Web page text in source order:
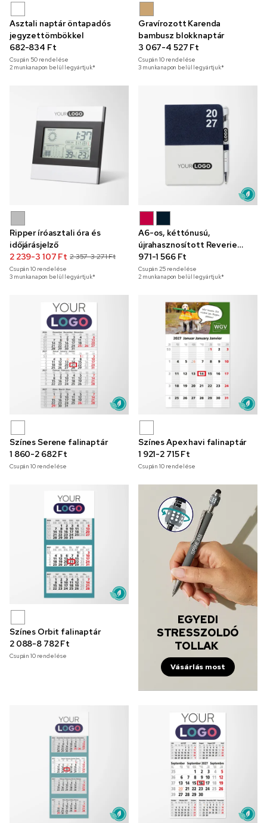
Asztali naptár öntapadós
jegyzettömbökkel
682-834 Ft
Csupán 50rendelése
2 munkanapon belül legyártjuk*
Gravírozott Karenda
bambusz blokknaptár
3 067-4 527 Ft
Csupán10rendelése
3 munkanapon belül legyártjuk*
Ripper íróasztali óra és
időjárásjelző
2 239-3 107 Ft 2 357-3 271 Ft
Csupán10rendelése
3 munkanapon belül legyártjuk*
A6-os, kéttónusú,
újrahasznosított Reverie
határidőnaplóból és tollból
álló szett
971-1 566 Ft
Csupán25rendelése
2 munkanapon belül legyártjuk*
Színes Serene falinaptár
1 860-2 682 Ft
Csupán10rendelése
Színes Apex havi falinaptár
1 921-2 715 Ft
Csupán10rendelése
Színes Orbit falinaptár
2 088-8 782 Ft
Csupán10rendelése
EGYEDI
STRESSZOLDÓ
TOLLAK
Vásárlás most